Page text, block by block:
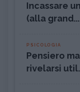
Incassare
(alla grand...
PSICOLOGIA
Pensiero
rivelarsi